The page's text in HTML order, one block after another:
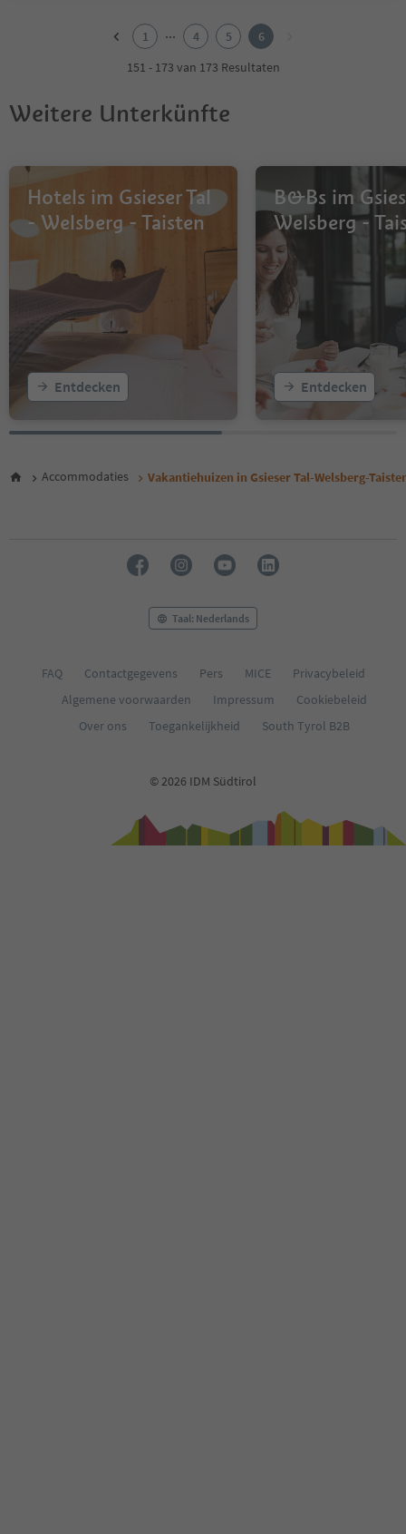
6
1 ... 4 5
6
151 - 173 van 173 Resultaten
Weitere Unterkünfte
Hotels im Gsieser Tal
- Welsberg - Taisten
Entdecken
B&Bs im
Welsberg -
Entdecken
Accommodaties Vakantiehuizen in Gsieser Tal-Welsberg-
Taal: Nederlands
FAQ Contactgegevens Pers MICE
Privacybeleid
Algemene voorwaarden
Impressum
Cookiebeleid
Over ons
Toegankelijkheid South Tyrol B2B
© 2026 IDM Südtirol